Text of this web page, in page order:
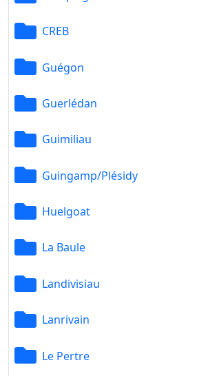
CREB
Guégon
Guerlédan
Guimiliau
Guingamp/Plésidy
Huelgoat
La Baule
Landivisiau
Lanrivain
Le Pertre